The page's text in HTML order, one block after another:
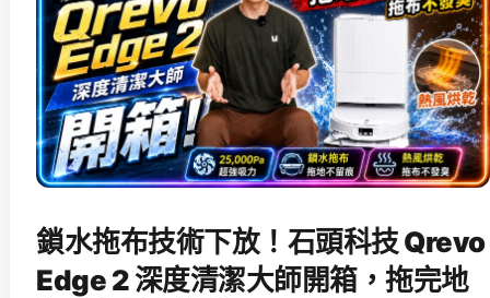
鎖水拖布技術下放！石頭科技 Qrevo
Edge 2 深度清潔大師開箱，拖完地